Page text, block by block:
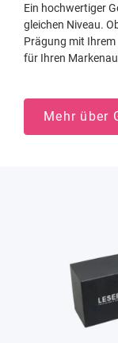
Ein hochwertiger
gleichen Niveau.
Prägung mit
für Ihren
Mehr über